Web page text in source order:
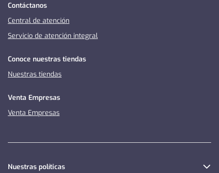
Contáctanos
Central de atención
Servicio de atención integral
Conoce nuestras tiendas
Nuestras tiendas
Venta Empresas
Venta Empresas
Nuestras políticas